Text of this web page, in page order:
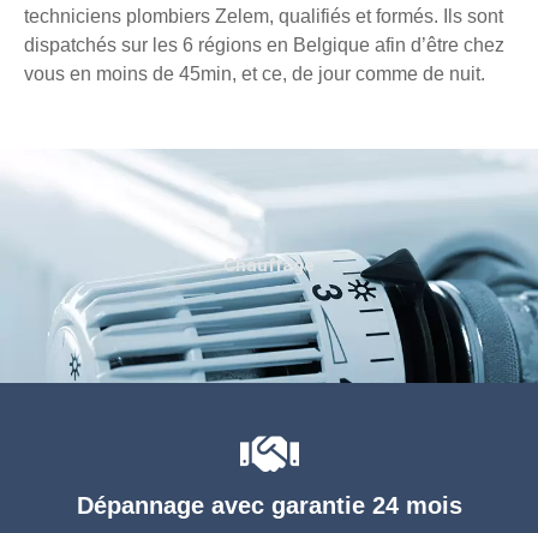
techniciens plombiers Zelem, qualifiés et formés. Ils sont
dispatchés sur les 6 régions en Belgique afin d’être chez
vous en moins de 45min, et ce, de jour comme de nuit.
Dépannage avec garantie 24 mois
Chauffage